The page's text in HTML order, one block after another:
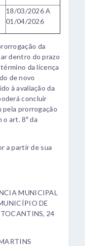
18/03/2026 A
01/04/2026
da
dentro do prazo
da licença
de novo
à avaliação da
concluir
pela prorrogação
art. 8º da
a partir de sua
MUNICIPAL
DE
24